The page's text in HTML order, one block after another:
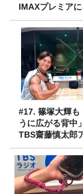
IMAXプレミア
スナー60名をご
#17. 篠塚大輝も
うに広がる背中
TBS齋藤慎太郎
ンズフィジーク